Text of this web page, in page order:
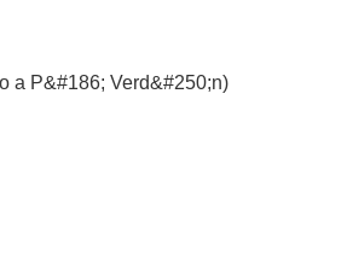
a P&#186; Verd&#250;n)